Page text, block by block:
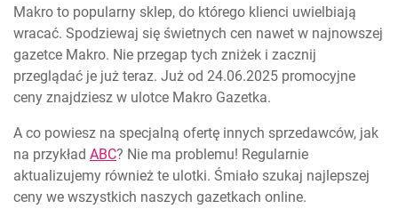
Makro to popularny sklep, do którego klienci uwielbiają
wracać. Spodziewaj się świetnych cen nawet w najnowszej
gazetce Makro. Nie przegap tych zniżek i zacznij
przeglądać je już teraz. Już od 24.06.2025 promocyjne
ceny znajdziesz w ulotce Makro Gazetka.
A co powiesz na specjalną ofertę innych sprzedawców, jak
na przykład ABC? Nie ma problemu! Regularnie
aktualizujemy również te ulotki. Śmiało szukaj najlepszej
ceny we wszystkich naszych gazetkach online.